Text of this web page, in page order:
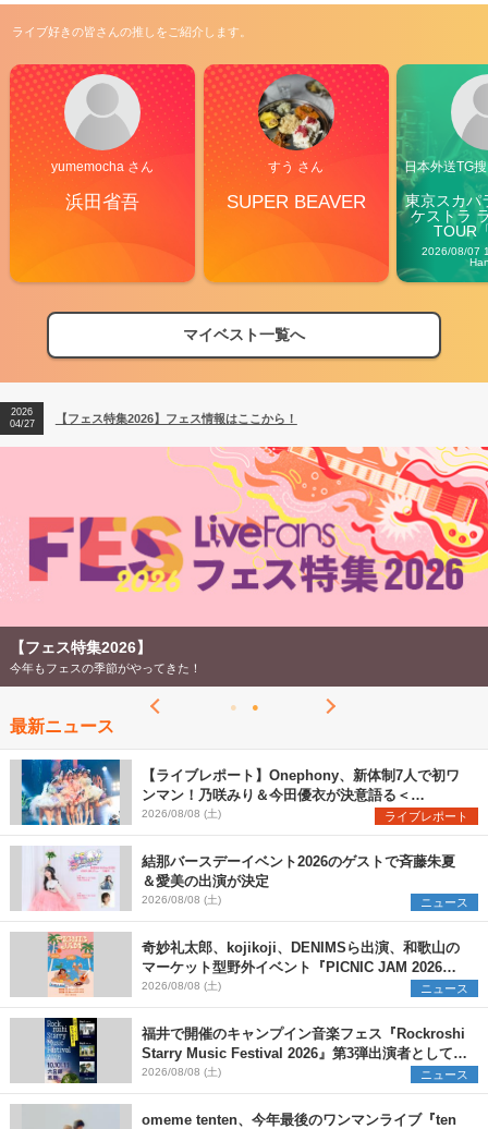
ライブ好きの皆さんの推しをご紹介します。
yumemocha さん
浜田省吾
すう さん
SUPER BEAVER
日本外送TG
東京スカパ
ケストラ
TOUR
2026/08/07
マイベスト一覧へ
【フェス特集2026】フェス情報はここから！
【ライブ動員ランキング】2026年上半期編発表！
2026
04/27
【フェス特集2026】フェス情報はここから！
2026
【ライブ動員ランキング】2026年上半期編発表！
【フェス特集2026】
今年もフェスの季節がやってきた！
最新ニュース
【ライブレポート】Onephony、新体制7人で初ワ
ンマン！乃咲みり＆今田優衣が決意語る＜
Onephony新体制1st Oneman Live はじまりの夏
＞
2026/08/08 (土) ライブレポート
結那バースデーイベント2026のゲストで斉藤朱夏
＆愛美の出演が決定
2026/08/08 (土) ニュース
奇妙礼太郎、kojikoji、DENIMSら出演、和歌山の
マーケット型野外イベント『PICNIC JAM 2026』
早割チケット発売開始
2026/08/08 (土) ニュース
福井で開催のキャンプイン音楽フェス『Rockroshi
Starry Music Festival 2026』第3弾出演者として
SCOOBIE DO、かりゆし58、Reiを発表
2026/08/08 (土) ニュース
omeme tenten、今年最後のワンマンライブ『ten